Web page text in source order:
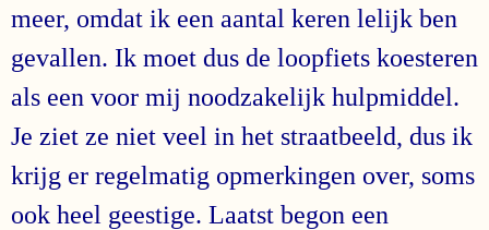
meer, omdat ik een aantal keren lelijk ben
gevallen. Ik moet dus de loopfiets koesteren
als een voor mij noodzakelijk hulpmiddel.
Je ziet ze niet veel in het straatbeeld, dus ik
krijg er regelmatig opmerkingen over, soms
ook heel geestige. Laatst begon een